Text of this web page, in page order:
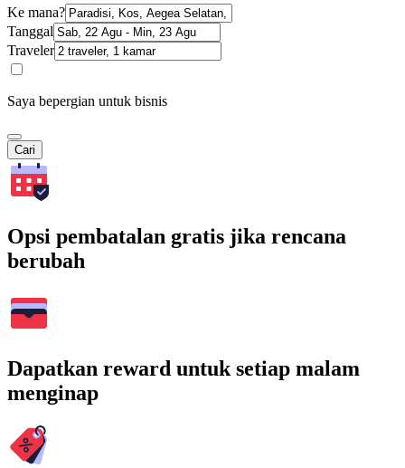
Ke mana?
Tanggal
Traveler
Saya bepergian untuk bisnis
Cari
Opsi pembatalan gratis jika rencana
berubah
Dapatkan reward untuk setiap malam
menginap